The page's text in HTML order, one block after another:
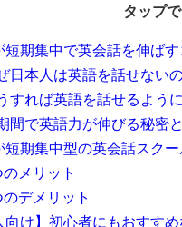
タップ
短期集中で英会話を伸ば
日本人は英語を話せない
すれば英語を話せるよう
間で英語力が伸びる秘密
短期集中型の英会話スク
のメリット
のデメリット
向け】初心者にもおすす